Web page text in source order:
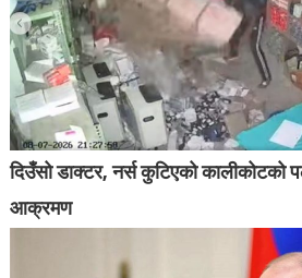
दिउँसो डाक्टर, नर्स कुटिएको कालीकोटको
आक्रमण